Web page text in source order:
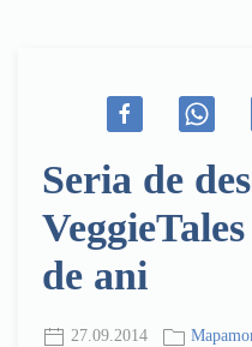
Seria de
de ani
27.09.2014